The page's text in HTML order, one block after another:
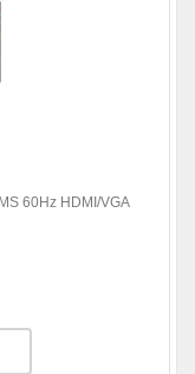
60Hz HDMI/VGA